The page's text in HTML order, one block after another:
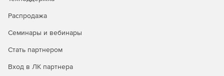
Распродажа
Семинары и вебинары
Стать партнером
Вход в ЛК партнера